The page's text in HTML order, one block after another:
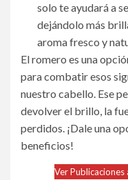
solo te ayudará a
dejándolo más
aroma fresco y
El romero es una
para combatir esos
nuestro cabello. Ese
devolver el brillo, la
perdidos. ¡Dale una
beneficios!
Ver Publicaciones